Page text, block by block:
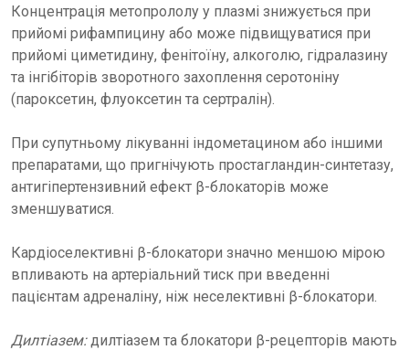
Концентрація метопрололу у плазмі знижується при
прийомі рифампицину або може підвищуватися при
прийомі циметидину, фенітоїну, алкоголю, гідралазину
та інгібіторів зворотного захоплення серотоніну
(пароксетин, флуоксетин та сертралін).
При супутньому лікуванні індометацином або іншими
препаратами, що пригнічують простагландин-синтетазу,
антигіпертензивний ефект β-блокаторів може
зменшуватися.
Кардіоселективні β-блокатори значно меншою мірою
впливають на артеріальний тиск при введенні
пацієнтам адреналіну, ніж неселективні β-блокатори.
Дилтіазем:дилтіазем та блокатори β-рецепторів мають